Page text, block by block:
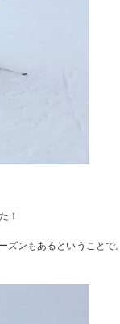
！
ンもあるということで。